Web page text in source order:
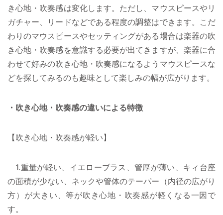
き心地・吹奏感は変化します。ただし、マウスピースやリ
ガチャー、リードなどである程度の調整はできます。こだ
わりのマウスピースやセッティングがある場合は楽器の吹
き心地・吹奏感を意識する必要が出てきますが、楽器に合
わせて好みの吹き心地・吹奏感になるようマウスピースな
どを探してみるのも趣味として楽しみの幅が広がります。
・吹き心地・吹奏感の違いによる特徴
【吹き心地・吹奏感が軽い】
1.重量が軽い、イエローブラス、管厚が薄い、キィ台座
の面積が少ない、ネックや管体のテーパー（内径の広がり
方）が大きい、等が吹き心地・吹奏感が軽くなる一因で
す。